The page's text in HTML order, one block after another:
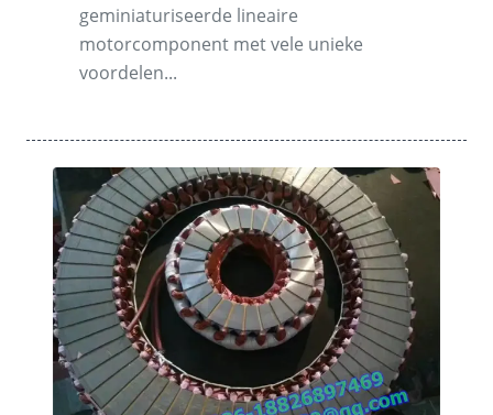
geminiaturiseerde lineaire
motorcomponent met vele unieke
voordelen...